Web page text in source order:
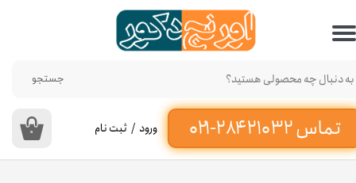
تماس ۳۲ ۲۱۰ ۲۸۴-۰۲۱‌
جستجو
۰ ورود / ثبت نام
حساب کاربری من
تغییر گذر واژه
سفارشات
خروج از حساب کاربری